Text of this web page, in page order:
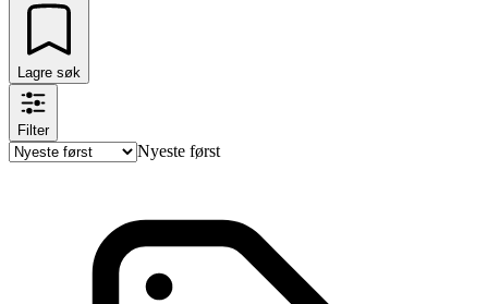
Lagre søk
Filter
Nyeste først